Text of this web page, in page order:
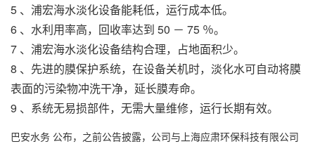
5 、 浦宏海水淡化设备能耗低，运行成本低。
6 、水利用率高，回收率达到 50 － 75 ％。
7 、 浦宏海水淡化设备结构合理，占地面积少。
8 、先进的膜保护系统，在设备关机时，淡化水可自动将膜
表面的污染物冲洗干净，延长膜寿命。
9 、系统无易损部件，无需大量维修，运行长期有效。
巴安水务 公布，之前公告披露，公司与上海应肃环保科技有限公司